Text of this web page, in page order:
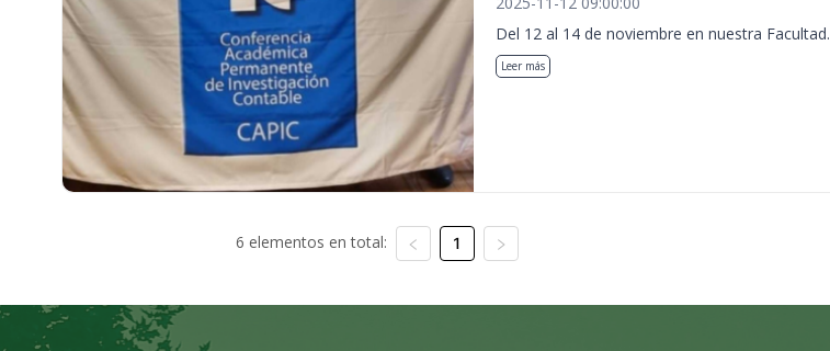
Del 12 al 14 de noviembre en nuestra Facultad.
Leer más
6 elementos en total: 1